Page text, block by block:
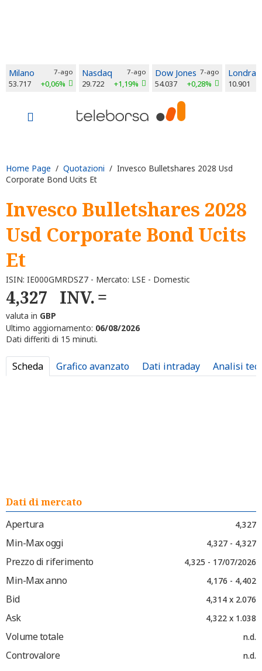
Milano 7-ago
53.717 +0,06%
Nasdaq 7-ago
29.722 +1,19%
Dow Jones 7-ago
54.037 +0,28%
Londra
10.901
Home Page / Quotazioni / Invesco Bulletshares 2028 Usd
Corporate Bond Ucits Et
Invesco Bulletshares 2028
Usd Corporate Bond Ucits
Et
ISIN: IE000GMRDSZ7 - Mercato: LSE - Domestic
4,327 INV.
valuta in GBP
Ultimo aggiornamento: 06/08/2026
Dati differiti di 15 minuti.
Scheda Grafico avanzato Dati intraday Analisi
Dati di mercato
Apertura
4,327
Min-Max oggi 4,327 - 4,327
Prezzo di riferimento 4,325 - 17/07/2026
Min-Max anno 4,176 - 4,402
Bid 4,314 x 2.076
Ask 4,322 x 1.038
Volume totale n.d.
Controvalore n.d.